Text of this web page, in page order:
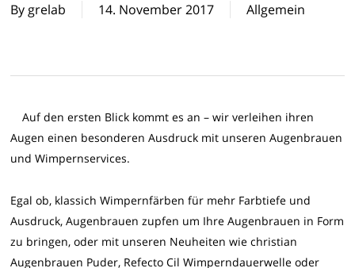
By grelab 14. November 2017 Allgemein
Auf den ersten Blick kommt es an – wir verleihen ihren
Augen einen besonderen Ausdruck mit unseren Augenbrauen
und Wimpernservices.
Egal ob, klassich Wimpernfärben für mehr Farbtiefe und
Ausdruck, Augenbrauen zupfen um Ihre Augenbrauen in Form
zu bringen, oder mit unseren Neuheiten wie christian
Augenbrauen Puder, Refecto Cil Wimperndauerwelle oder